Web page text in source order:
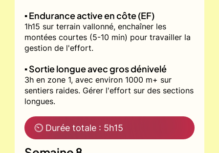
▪️ Endurance active en côte (EF)
1h15 sur terrain vallonné, enchaîner les
montées courtes (5-10 min) pour travailler la
gestion de l'effort.
▪️ Sortie longue avec gros dénivelé
3h en zone 1, avec environ 1000 m+ sur
sentiers raides. Gérer l'effort sur des sections
longues.
⏲ Durée totale : 5h15